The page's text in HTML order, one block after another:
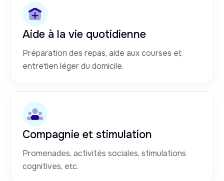
Aide à la vie quotidienne
Préparation des repas, aide aux courses et
entretien léger du domicile.
Compagnie et stimulation
Promenades, activités sociales, stimulations
cognitives, etc.